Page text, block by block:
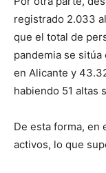
registrado 2.033
que el total de
pandemia se sitúa
en Alicante y
habiendo 51 altas
De esta forma, en
activos, lo que